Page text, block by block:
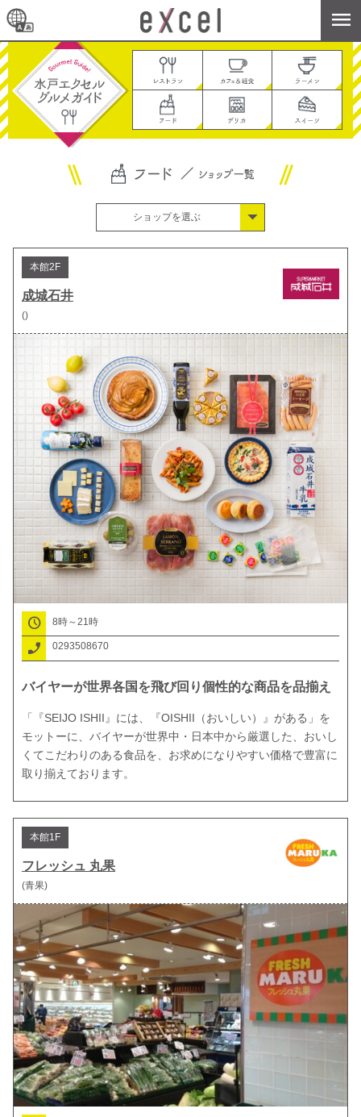
ショップを選ぶ
海鮮工房田中
ガスト
水戸納豆
銘茶 長澤園
天狗納豆総本家
The Natto＆Bar MITO RUTSUBO
しゃぶ葉
本館2F
成城石井
()
8時～21時
0293508670
バイヤーが世界各国を飛び回り個性的な商品を品揃え
「『SEIJO ISHII』には、『OISHII（おいしい）』がある」を
モットーに、バイヤーが世界中・日本中から厳選した、おいし
くてこだわりのある食品を、お求めになりやすい価格で豊富に
取り揃えております。
本館1F
フレッシュ 丸果
(青果)